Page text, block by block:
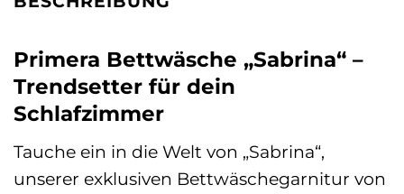
Primera Bettwäsche „Sabrina“ –
Trendsetter für dein
Schlafzimmer
Tauche ein in die Welt von „Sabrina“,
unserer exklusiven Bettwäschegarnitur von